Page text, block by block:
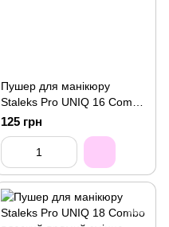
Пушер для манікюру
Staleks Pro UNIQ 16 Combo
скруглений вузький змінна
частина лопатки
125 грн